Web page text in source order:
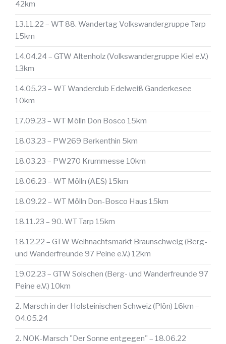
42km
13.11.22 – WT 88. Wandertag Volkswandergruppe Tarp
15km
14.04.24 – GTW Altenholz (Volkswandergruppe Kiel e.V.)
13km
14.05.23 – WT Wanderclub Edelweiß Ganderkesee
10km
17.09.23 – WT Mölln Don Bosco 15km
18.03.23 – PW269 Berkenthin 5km
18.03.23 – PW270 Krummesse 10km
18.06.23 – WT Mölln (AES) 15km
18.09.22 – WT Mölln Don-Bosco Haus 15km
18.11.23 – 90. WT Tarp 15km
18.12.22 – GTW Weihnachtsmarkt Braunschweig (Berg-
und Wanderfreunde 97 Peine e.V.) 12km
19.02.23 – GTW Solschen (Berg- und Wanderfreunde 97
Peine e.V.) 10km
2. Marsch in der Holsteinischen Schweiz (Plön) 16km –
04.05.24
2. NOK-Marsch "Der Sonne entgegen" – 18.06.22